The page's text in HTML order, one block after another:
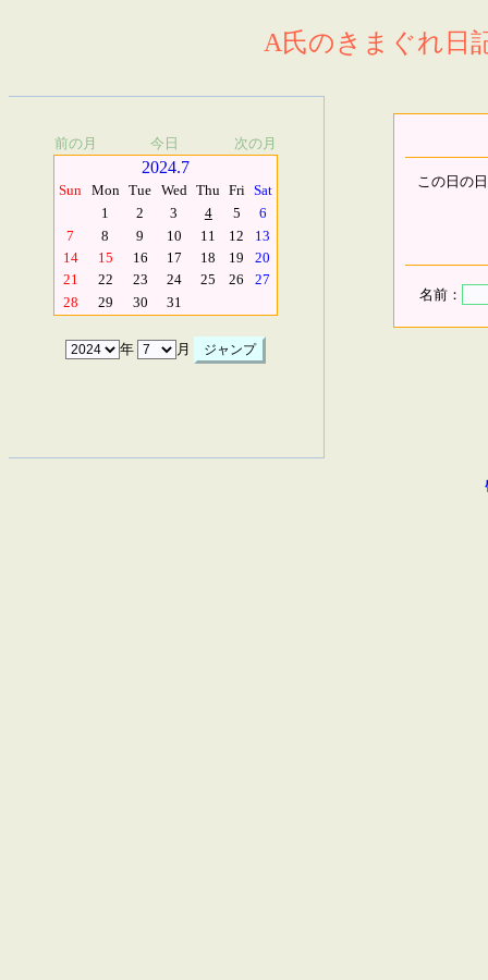
A氏のきまぐれ日
前の月 今日 次の月
2024.7
Sun Mon Tue Wed Thu Fri Sat
1
2 3 4 5
6
7
8 9 10 11 12
13
14
15 16 17 18 19
20
21
22 23 24 25 26
27
28
29 30 31
年 月
この日の
名前：